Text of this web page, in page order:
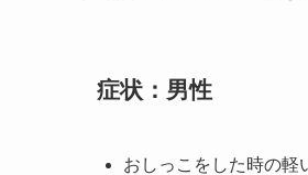
症状：男性
おしっこをした時の軽